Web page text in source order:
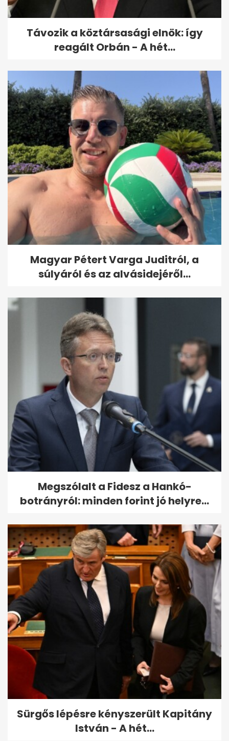
Távozik a köztársasági elnök: így
reagált Orbán - A hét...
Magyar Pétert Varga Juditról, a
súlyáról és az alvásidejéről...
Megszólalt a Fidesz a Hankó-
botrányról: minden forint jó helyre...
Sürgős lépésre kényszerült Kapitány
István - A hét...